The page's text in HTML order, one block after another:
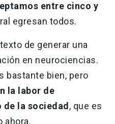
entre cinco y
egresan todos.
de generar una
en neurociencias.
bastante bien, pero
la labor de
la sociedad , que es
ahora.